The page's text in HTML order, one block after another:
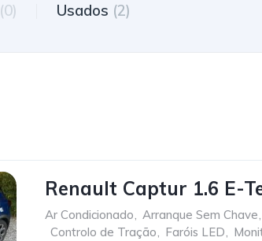
(0) Usados (2)
Renault Captur 1.6 E-
Ar Condicionado, Arranque Sem Chave,
Controlo de Tração, Faróis LED,